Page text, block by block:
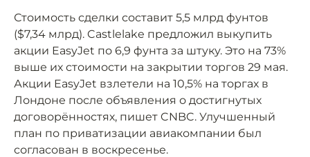
Стоимость сделки составит 5,5 млрд фунтов
($7,34 млрд). Castlelake предложил выкупить
акции EasyJet по 6,9 фунта за штуку. Это на 73%
выше их стоимости на закрытии торгов 29 мая.
Акции EasyJet взлетели на 10,5% на торгах в
Лондоне после объявления о достигнутых
договорённостях, пишет CNBC. Улучшенный
план по приватизации авиакомпании был
согласован в воскресенье.